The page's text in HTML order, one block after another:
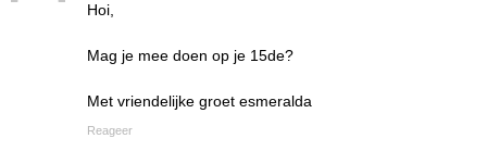
Hoi,
Mag je mee doen op je 15de?
Met vriendelijke groet esmeralda
Reageer